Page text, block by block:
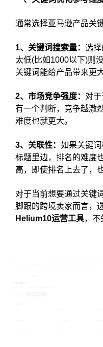
通常选择亚马逊产品关
1、关键词搜索量： 选择
太低(比如1000以下)则
关键词能给产品带来更
2、市场竞争强度： 对
有一个判断，竞争越激
难度也就更大。
3、关联性： 如果关键
标题里边，排名的难度
高，即使排名上去了，
对于当前想要通过关键
脚跟的跨境卖家而言，
Helium10运营工具，不